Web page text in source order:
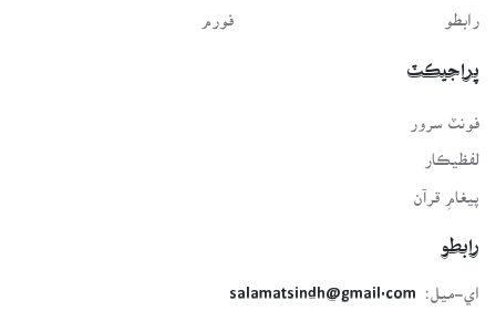
رابطو فورم
پراجيڪٽ
لفظيڪار
پيغامِ قرآن
رابطو
اي-ميل:
salamatsindh@gmail.com